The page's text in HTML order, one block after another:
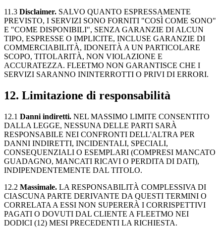
11.3 Disclaimer. SALVO QUANTO ESPRESSAMENTE
PREVISTO, I SERVIZI SONO FORNITI "COSÌ COME SONO"
E "COME DISPONIBILI", SENZA GARANZIE DI ALCUN
TIPO, ESPRESSE O IMPLICITE, INCLUSE GARANZIE DI
COMMERCIABILITÀ, IDONEITÀ A UN PARTICOLARE
SCOPO, TITOLARITÀ, NON VIOLAZIONE E
ACCURATEZZA. FLEETMO NON GARANTISCE CHE I
SERVIZI SARANNO ININTERROTTI O PRIVI DI ERRORI.
12. Limitazione di responsabilità
12.1 Danni indiretti. NEL MASSIMO LIMITE CONSENTITO
DALLA LEGGE, NESSUNA DELLE PARTI SARÀ
RESPONSABILE NEI CONFRONTI DELL'ALTRA PER
DANNI INDIRETTI, INCIDENTALI, SPECIALI,
CONSEQUENZIALI O ESEMPLARI (COMPRESI MANCATO
GUADAGNO, MANCATI RICAVI O PERDITA DI DATI),
INDIPENDENTEMENTE DAL TITOLO.
12.2 Massimale. LA RESPONSABILITÀ COMPLESSIVA DI
CIASCUNA PARTE DERIVANTE DA QUESTI TERMINI O
CORRELATA A ESSI NON SUPERERÀ I CORRISPETTIVI
PAGATI O DOVUTI DAL CLIENTE A FLEETMO NEI
DODICI (12) MESI PRECEDENTI LA RICHIESTA.